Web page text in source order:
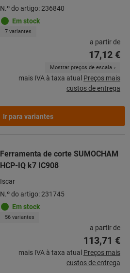
N.º do artigo: 236840
Em stock
7 variantes
a partir de
17,12 €
Mostrar preços de escala
mais IVA à taxa atual Preços mais
custos de entrega
Ir para variantes
Ferramenta de corte SUMOCHAM
HCP-IQ k7 IC908
Iscar
N.º do artigo: 231745
Em stock
56 variantes
a partir de
113,71 €
mais IVA à taxa atual Preços mais
custos de entrega